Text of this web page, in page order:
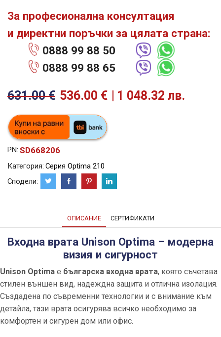
За професионална консултация
и директни поръчки за цялата страна:
0888 99 88 50
0888 99 88 65
631.00€ 536.00 € 1 048.32 лв.
PN: SD668206
Категория: Серия Optima 210
Сподели:
ОПИСАНИЕ СЕРТИФИКАТИ
Входна врата Unison Optima – модерна
визия и сигурност
Unison Optima е българска входна врата, която съчетава
стилен външен вид, надеждна защита и отлична изолация.
Създадена по съвременни технологии и с внимание към
детайла, тази врата осигурява всичко необходимо за
комфортен и сигурен дом или офис.